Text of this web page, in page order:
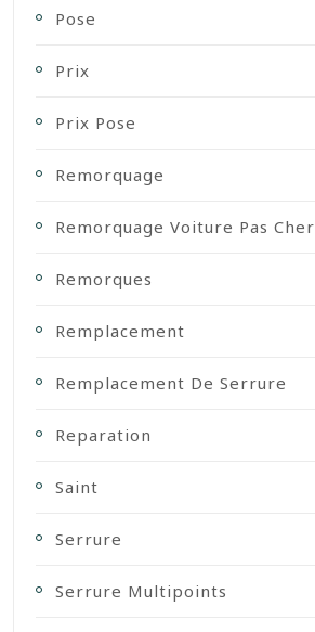
Pose
Prix
Prix Pose
Remorquage
Remorquage Voiture Pas Cher
Remorques
Remplacement
Remplacement De Serrure
Reparation
Saint
Serrure
Serrure Multipoints